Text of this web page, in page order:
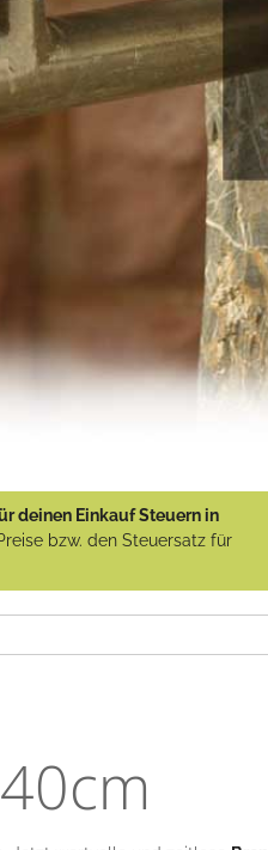
deinen Einkauf Steuern in
bzw. den Steuersatz für